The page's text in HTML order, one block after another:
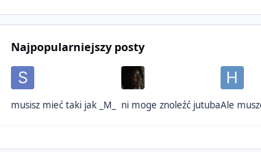
Najpopularniejszy posty
ni moge znoleźć jutuba
overview